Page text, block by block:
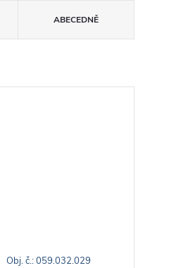
ABECEDNĚ
Obj. č.: 059.032.029